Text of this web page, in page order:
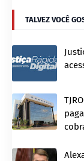
TALVEZ VOCÊ